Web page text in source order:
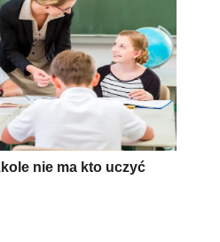
nie ma kto uczyć